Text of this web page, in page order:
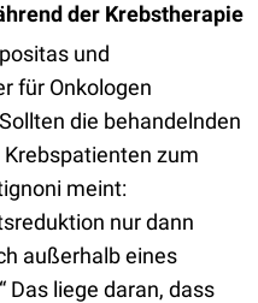
der Krebstherapie
und
für Onkologen
die behandelnden
zum
meint:
nur dann
außerhalb eines
Das liege daran, dass